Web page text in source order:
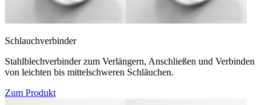
Schlauchverbinder
Stahlblechverbinder zum Verlängern, Anschließen und Verbinden
von leichten bis mittelschweren Schläuchen.
Zum Produkt